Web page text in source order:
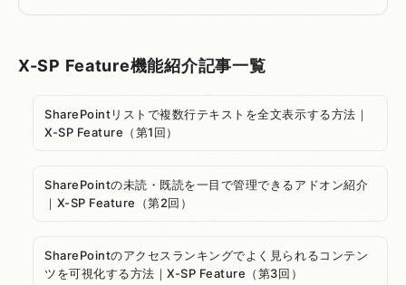
X-SP Feature機能紹介記事一覧
SharePointリストで複数行テキストを全文表示する方法｜
X-SP Feature（第1回）
SharePointの未読・既読を一目で管理できるアドオン紹介
｜X-SP Feature（第2回）
SharePointのアクセスランキングでよく見られるコンテン
ツを可視化する方法｜X-SP Feature（第3回）